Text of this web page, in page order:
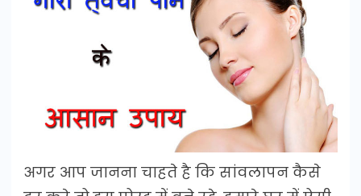
अगर आप जानना चाहते है कि सांवलापन कैसे